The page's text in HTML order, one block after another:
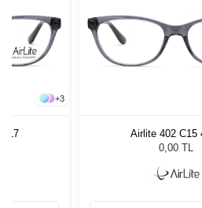
+3
Airlite 402 C15
0,00 TL